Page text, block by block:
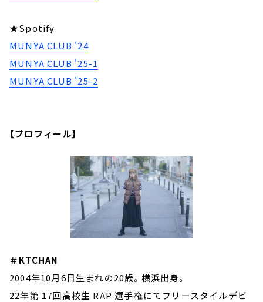
★Spotify
MUNYA CLUB '24
MUNYA CLUB '25-1
MUNYA CLUB '25-2
【プロフィール】
＃KTCHAN
2004年10月6日生まれの20歳。横浜出身。
22年第 17回高校生 RAP 選手権にてフリースタイルデビ